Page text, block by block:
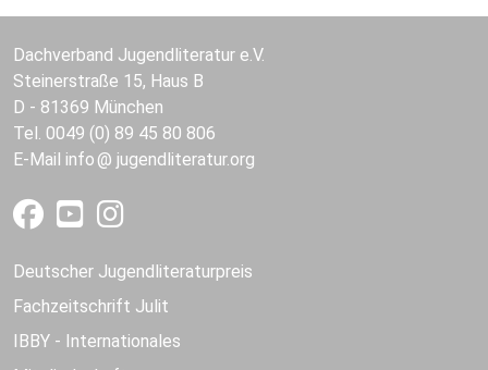
Dachverband Jugendliteratur e.V.
Steinerstraße 15, Haus B
D - 81369 München
Tel. 0049 (0) 89 45 80 806
E-Mail info jugendliteratur.org
Deutscher Jugendliteraturpreis
Fachzeitschrift Julit
IBBY - Internationales